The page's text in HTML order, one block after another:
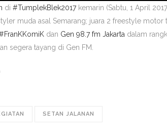
di #TumplekBlek2017kemarin (Sabtu, 1 April
muda asal Semarang; juara 2 freestyle motor
FranKKomiK dan Gen 98.7 fm Jakarta dalam
segera tayang di Gen FM.
SETAN JALANAN